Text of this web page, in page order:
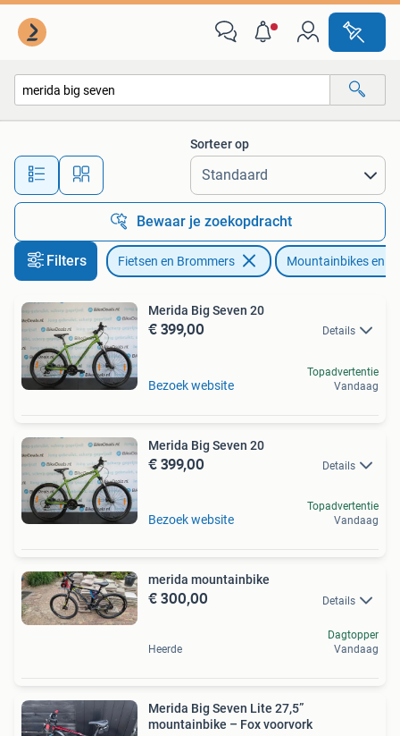
Alle afstanden…
Sorteer op
Bewaar je zoekopdracht
Filters Fietsen en Brommers Mountainbikes en
Merida Big Seven 20
€ 399,00 Details
Bezoek website
Topadvertentie
Vandaag
Merida Big Seven 20
€ 399,00 Details
Bezoek website
Topadvertentie
Vandaag
merida mountainbike
€ 300,00 Details
Heerde
Dagtopper
Vandaag
Merida Big Seven Lite 27,5”
mountainbike – Fox voorvork